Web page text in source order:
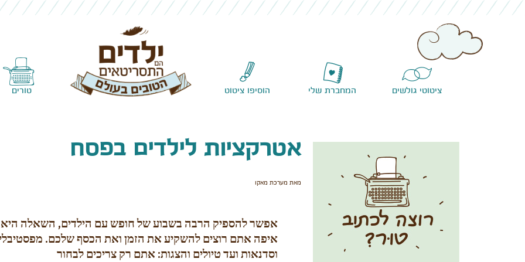
Skip to content
ציטוטי גולשים המחברת שלי הוסיפו ציטוט טורים
אטרקציות לילדים בפסח
מאת מערכת מאקו
אפשר להספיק הרבה בשבוע של חופש עם הילדים, השאלה היא
איפה אתם רוצים להשקיע את הזמן ואת הכסף שלכם.
וסדנאות ועד טיולים והצגות: אתם רק צריכים לבחור